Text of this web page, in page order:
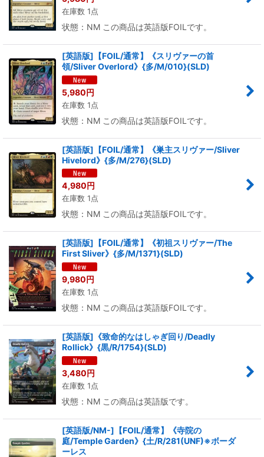
在庫数 1点
状態：NM この商品は英語版FOILです。
[英語版]【FOIL/通常】《スリヴァーの首
領/Sliver Overlord》{多/M/010}(SLD)
5,980円
在庫数 1点
状態：NM この商品は英語版FOILです。
[英語版]【FOIL/通常】《巣主スリヴァー/Sliver
Hivelord》{多/M/276}(SLD)
4,980円
在庫数 1点
状態：NM この商品は英語版FOILです。
[英語版]【FOIL/通常】《初祖スリヴァー/The
First Sliver》{多/M/1371}(SLD)
9,980円
在庫数 1点
状態：NM この商品は英語版FOILです。
[英語版]《致命的なはしゃぎ回り/Deadly
Rollick》{黒/R/1754}(SLD)
3,480円
在庫数 1点
状態：NM この商品は英語版です。
[英語版/NM-]【FOIL/通常】《寺院の
庭/Temple Garden》{土/R/281(UNF)※ボーダ
ーレス